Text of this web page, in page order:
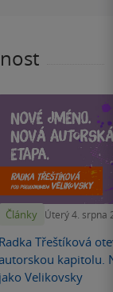
Články Úterý 4. srpna
Radka Třeštíková
kapitolu.
jako Velikovsky